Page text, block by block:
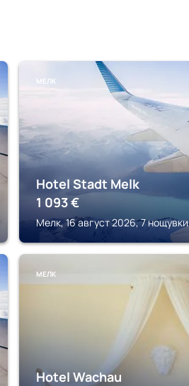
МЕЛК
Hotel Stadt Melk
1 093€
Мелк, 16 август 2026, 7 нощувки
МЕЛК
Hotel Wachau